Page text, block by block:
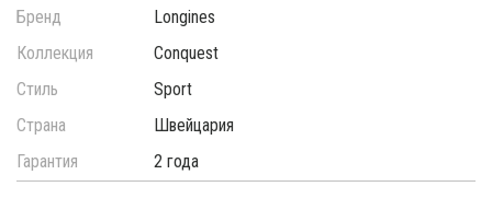
Бренд
Longines
Коллекция
Conquest
Стиль
Sport
Страна
Швейцария
Гарантия
2 года